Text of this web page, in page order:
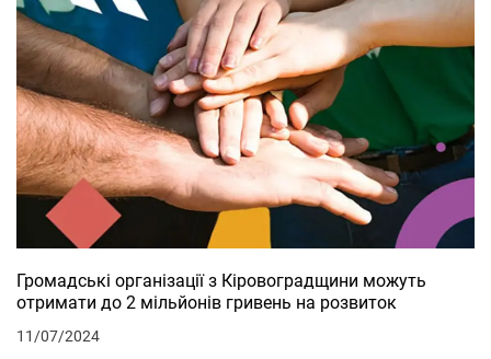
Громадські організації з Кіровоградщини можуть
отримати до 2 мільйонів гривень на розвиток
11/07/2024